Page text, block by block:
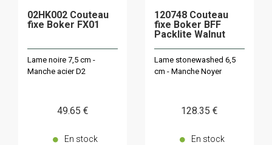
02HK002 Couteau
fixe Boker FX01
Lame noire 7,5 cm -
Manche acier D2
49.65 €
En stock
120748 Couteau
fixe Boker BFF
Packlite Walnut
Lame stonewashed 6,5
cm - Manche Noyer
128.35 €
En stock